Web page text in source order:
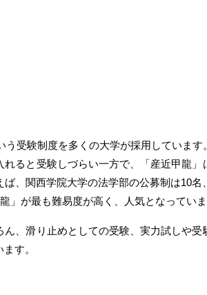
受験制度を多くの大学が採用していま
ると受験しづらい一方で、「産近甲龍
、関西学院大学の法学部の公募制は10
」が最も難易度が高く、人気となっていま
、滑り止めとしての受験、実力試しや
す。